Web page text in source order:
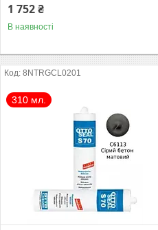
1 752 ₴
В наявності
8NTRGCL0201
310 мл.